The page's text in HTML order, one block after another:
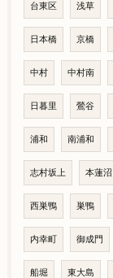
台東区 浅草
日本橋 京橋
中村 中村南
日暮里 鶯谷
浦和 南浦和
志村坂上 本蓮沼
西巣鴨 巣鴨
内幸町 御成門
船堀 東大島